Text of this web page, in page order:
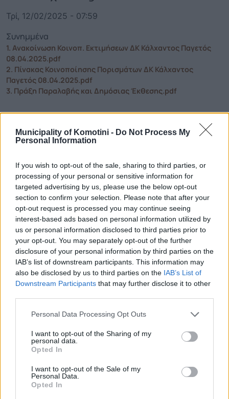
Municipality of Komotini - Do Not Process My
Personal Information
If you wish to opt-out of the sale, sharing to third parties, or
processing of your personal or sensitive information for
targeted advertising by us, please use the below opt-out
section to confirm your selection. Please note that after your
opt-out request is processed you may continue seeing
interest-based ads based on personal information utilized by
us or personal information disclosed to third parties prior to
your opt-out. You may separately opt-out of the further
disclosure of your personal information by third parties on the
IAB’s list of downstream participants. This information may
also be disclosed by us to third parties on the IAB’s List of
Downstream Participants that may further disclose it to other
Personal Data Processing Opt Outs
I want to opt-out of the Sharing of my
personal data.
Opted In
I want to opt-out of the Sale of my
Personal Data.
Opted In
Τρί, 12/02/2025 - 07:59
Συνημμένα
1. Ανακοίνωση Κοινοπ. Εκτιμήσεων ΔΚ Κάλχαντος Παγετός
08.04.2025.pdf
2. Πίνακας Κοινοποίησης Πορισμάτων ΔΚ Κάλχαντος
Παγετός 08.04.2025.pdf
3. Πράξη Παραλαβής και Δημόσιας Έκθεσης.pdf
Τηλεφωνικό Κέντρο
FAX Δήμου
25310-22756
Γραφείο Δημάρχου
25310-82177
Κ.Ε.Π.
25310-83300
Κ.Α.Π.Η.
25310-22797
Νοσοκομείο
25310-22222
Αστυνομικό Τμήμα
25310-22100
Κ.Τ.Ε.Λ.
25310-22912
Ο.Σ.Ε.
25310-22650
Αρχ. Μουσείο
25310-22411
Γρήγορη Πλοήγηση
Ο Δήμαρχος
Αντιδήμαρχοι
Δημοτικό Συμβούλιο